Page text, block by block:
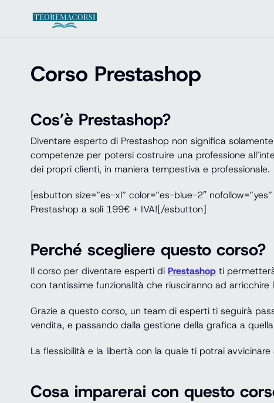
Corso Prestashop
Cos’è Prestashop?
Diventare esperto di Prestashop non significa
competenze per potersi costruire una professione
dei propri clienti, in maniera tempestiva e professionale.
[esbutton size=”es-xl” color=”es-blue-2″
Prestashop a soli 199€ + IVA![/esbutton]
Perché scegliere questo corso?
Il corso per diventare esperti di Prestashop ti
con tantissime funzionalità che riusciranno ad
Grazie a questo corso, un team di esperti ti seguirà
vendita, e passando dalla gestione della grafica a
La flessibilità e la libertà con la quale ti potrai
Cosa imparerai con questo